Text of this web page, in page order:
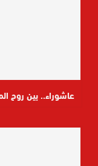
عاشوراء.. بين روح